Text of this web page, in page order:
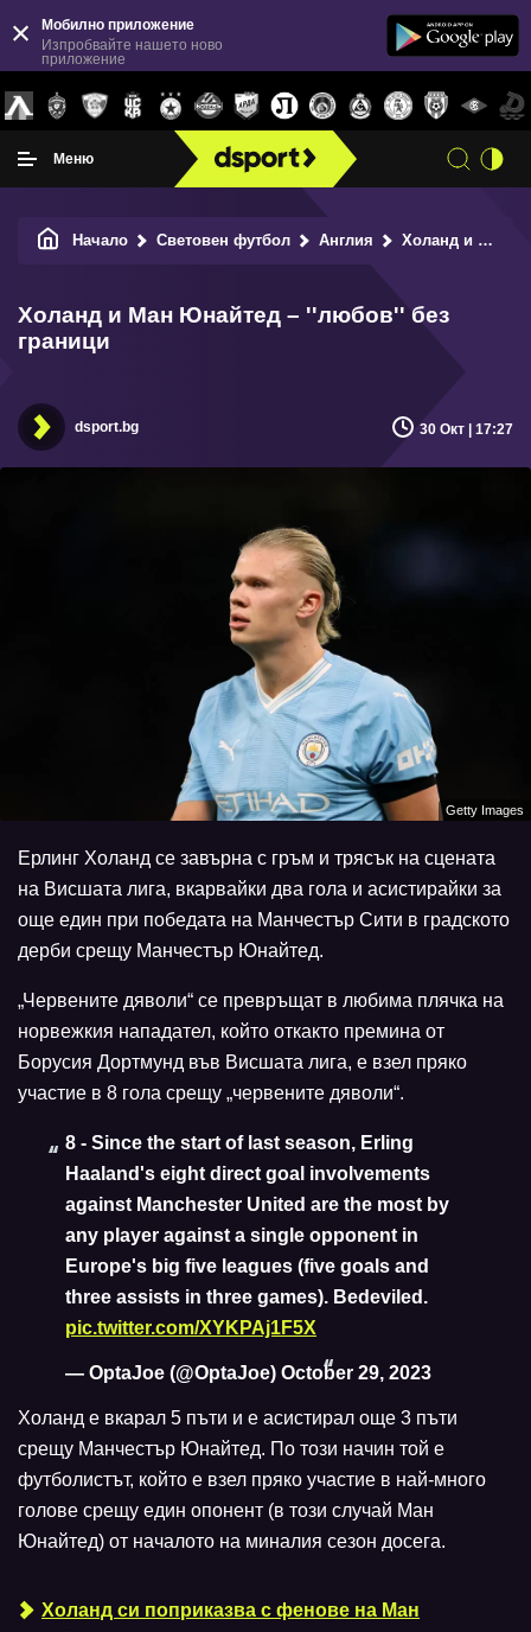
Мобилно приложение
Изпробвайте нашето ново
приложение
Меню
Начало Световен футбол Англия Холанд и Ман Юнайтед – ''любов'' без граници
Холанд и Ман Юнайтед – ''любов'' без
граници
dsport.bg 30 Окт | 17:27
Getty Images
Ерлинг Холанд се завърна с гръм и трясък на сцената
на Висшата лига, вкарвайки два гола и асистирайки за
още един при победата на Манчестър Сити в градското
дерби срещу Манчестър Юнайтед.
„Червените дяволи“ се превръщат в любима плячка на
норвежкия нападател, който откакто премина от
Борусия Дортмунд във Висшата лига, е взел пряко
участие в 8 гола срещу „червените дяволи“.
8 - Since the start of last season, Erling
Haaland's eight direct goal involvements
against Manchester United are the most by
any player against a single opponent in
Europe's big five leagues (five goals and
three assists in three games). Bedeviled.
pic.twitter.com/XYKPAj1F5X
— OptaJoe (@OptaJoe) October 29, 2023
Холанд е вкарал 5 пъти и е асистирал още 3 пъти
срещу Манчестър Юнайтед. По този начин той е
футболистът, който е взел пряко участие в най-много
голове срещу един опонент (в този случай Ман
Юнайтед) от началото на миналия сезон досега.
Холанд си поприказва с фенове на Ман